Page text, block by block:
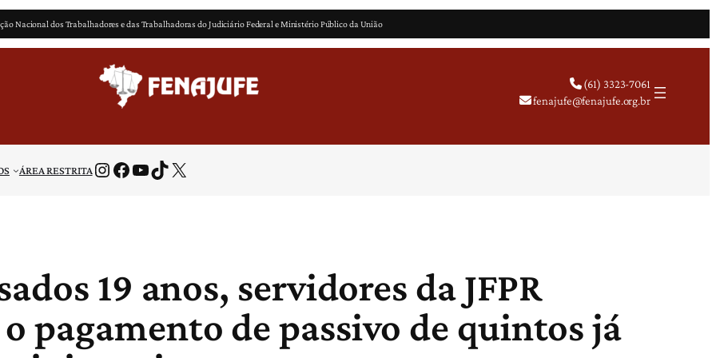
Nacional dos Trabalhadores e das Trabalhadoras do Judiciário Federal e Ministério Público da União
(61) 3323-7061
fenajufe@fenajufe.org.br
ÁREA RESTRITAInstagram Facebook Youtube TikTok X
19 anos, servidores da JFPR
pagamento de passivo de quintos já